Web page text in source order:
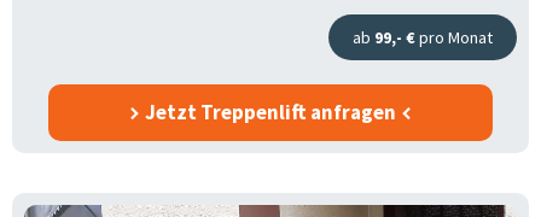
ab 99,- €pro Monat
Jetzt Treppenlift anfragen